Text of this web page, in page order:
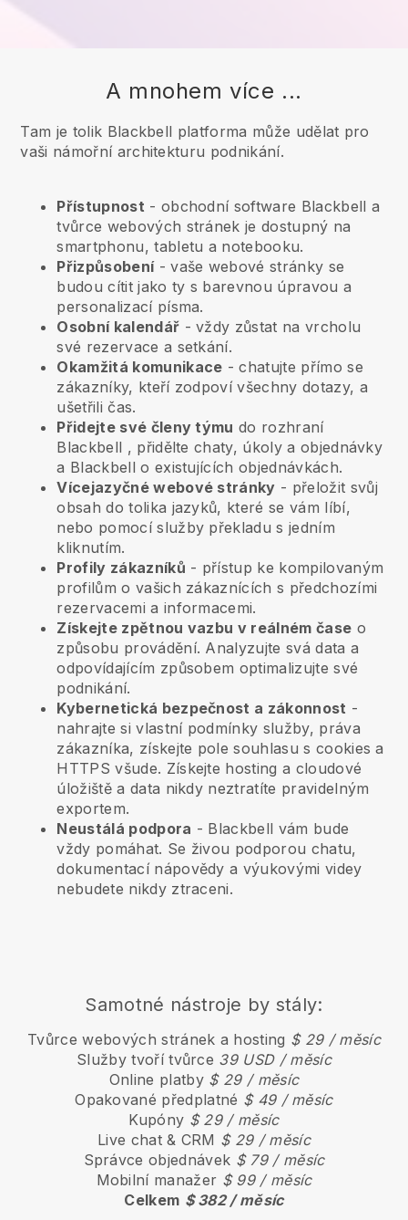
A mnohem více ...
Tam je tolik Blackbell platforma může udělat pro
vaši námořní architekturu podnikání.
Přístupnost - obchodní software Blackbell a
tvůrce webových stránek je dostupný na
smartphonu, tabletu a notebooku.
Přizpůsobení- vaše webové stránky se
budou cítit jako ty s barevnou úpravou a
personalizací písma.
Osobní kalendář - vždy zůstat na vrcholu
své rezervace a setkání.
Okamžitá komunikace - chatujte přímo se
zákazníky, kteří zodpoví všechny dotazy, a
ušetřili čas.
Přidejte své členy týmu do rozhraní
Blackbell , přidělte chaty, úkoly a objednávky
a Blackbell o existujících objednávkách.
Vícejazyčné webové stránky - přeložit svůj
obsah do tolika jazyků, které se vám líbí,
nebo pomocí služby překladu s jedním
kliknutím.
Profily zákazníků - přístup ke kompilovaným
profilům o vašich zákaznících s předchozími
rezervacemi a informacemi.
Získejte zpětnou vazbu v reálném čase o
způsobu provádění. Analyzujte svá data a
odpovídajícím způsobem optimalizujte své
podnikání.
Kybernetická bezpečnost a zákonnost -
nahrajte si vlastní podmínky služby, práva
zákazníka, získejte pole souhlasu s cookies a
HTTPS všude. Získejte hosting a cloudové
úložiště a data nikdy neztratíte pravidelným
exportem.
Neustálá podpora - Blackbell vám bude
vždy pomáhat. Se živou podporou chatu,
dokumentací nápovědy a výukovými videy
nebudete nikdy ztraceni.
Samotné nástroje by stály:
Tvůrce webových stránek a hosting $ 29 / měsíc
Služby tvoří tvůrce 39 USD / měsíc
Online platby $ 29 / měsíc
Opakované předplatné $ 49 / měsíc
Kupóny $ 29 / měsíc
Live chat & CRM $ 29 / měsíc
Správce objednávek $ 79 / měsíc
Mobilní manažer $ 99 / měsíc
Celkem $ 382 / měsíc